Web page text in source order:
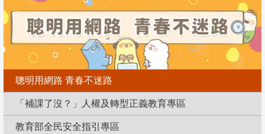
聰明用網路 青春不迷路
「補課了沒？」人權及轉型正義教育專區
教育部全民安全指引專區